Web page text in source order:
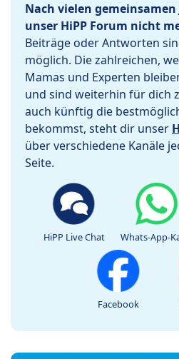
Nach vielen
unser HiPP Forum nicht
Beiträge oder Antworten
möglich. Die zahlreichen,
Mamas und Experten
und sind weiterhin für dich
auch künftig die
bekommst, steht dir unser
über verschiedene Kanäle
Seite.
HiPP Live Chat Whats-App-
Facebook